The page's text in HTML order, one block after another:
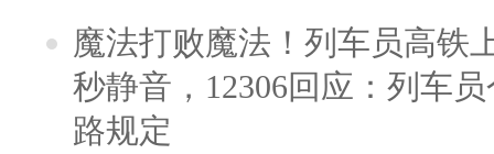
魔法打败魔法！列车员高铁
秒静音，12306回应：列车
路规定